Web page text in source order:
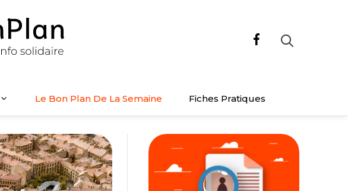
Le Bon Plan De La Semaine Fiches Pratiques